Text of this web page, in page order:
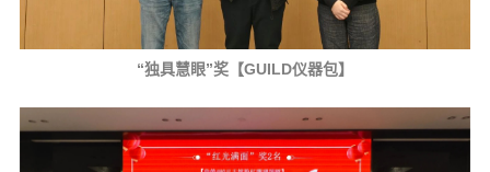
“独具慧眼”奖【GUILD仪器包】